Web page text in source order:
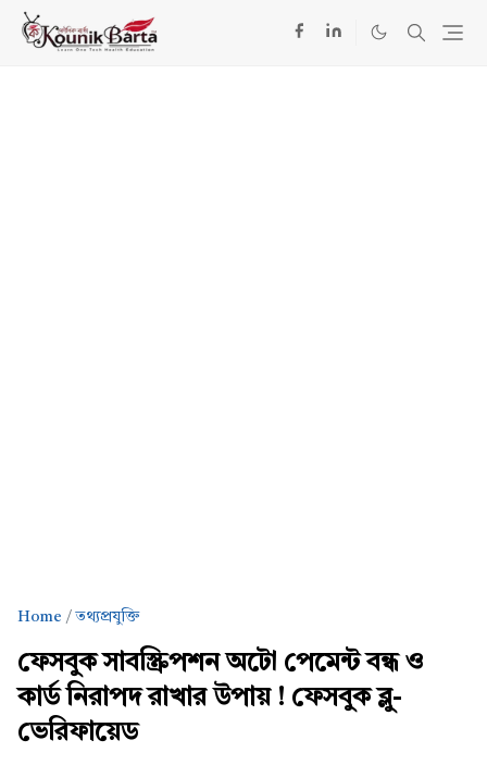
Home তথ্যপ্রযুক্তি
ফেসবুক সাবস্ক্রিপশন অটো পেমেন্ট বন্ধ ও
কার্ড নিরাপদ রাখার উপায় ! ফেসবুক ব্লু-
ভেরিফায়েড